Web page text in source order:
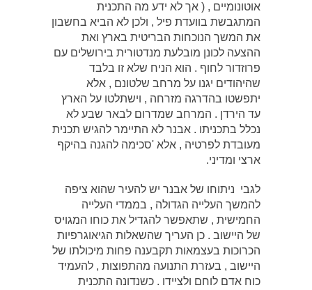
אוטונומיים , ( אך לא ידע מה התכנית
המתגבשת בוועדת פיל , ולכן לא הביא בחשבון
את המשך הנוכחות הבריטית בארץ ואת
ההצעה לכונן מובלעת מנדטורית בירושלים עם
פרוזדור לחוף . הוא הניח שלא זו בלבד
שהיהודים יגנו על מרחב שלטונם , אלא
יתפשטו בהדרגה מזרחה , וישתלטו על הארץ
עד הירדן . המרחב שמדרום לבאר שבע לא
נכלל בתכניתו . אבנר לא התיימר להגיש תכנית
מעובדת לפרטיה , אלא 'סכימה להגנה בהיקף
ארצי ומדיני.
לגבי ניתוחו של אבנר יש להעיר שהוא ציפה
להמשך העלייה הגדולה , בממדי העלייה
החמישית , שתאפשר להגדיל את כוחו המגויס
של היישוב . כן העריך שהשאלות הגיאוגרפיות
הכרוכות בעצמאות תקבענה פחות מיכולתו של
היישוב , בעזרת התנועה מהתפוצות , להעמיד
כוח אדם לוחם ולציידו . כשנדונה התכנית